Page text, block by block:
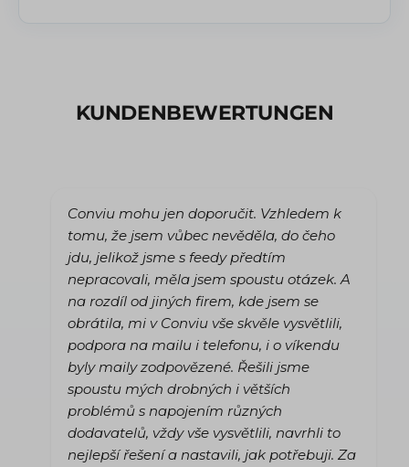
KUNDENBEWERTUNGEN
Conviu mohu jen doporučit. Vzhledem k
tomu, že jsem vůbec nevěděla, do čeho
jdu, jelikož jsme s feedy předtím
nepracovali, měla jsem spoustu otázek. A
na rozdíl od jiných firem, kde jsem se
obrátila, mi v Conviu vše skvěle vysvětlili,
podpora na mailu i telefonu, i o víkendu
byly maily zodpovězené. Řešili jsme
spoustu mých drobných i větších
problémů s napojením různých
dodavatelů, vždy vše vysvětlili, navrhli to
nejlepší řešení a nastavili, jak potřebuji. Za